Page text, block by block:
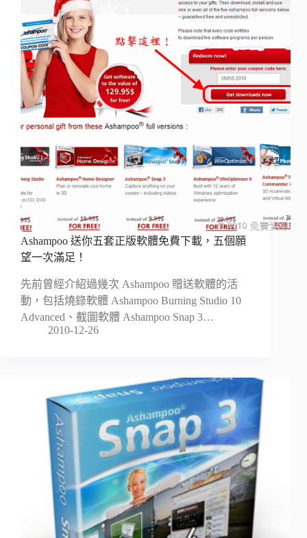
Ashampoo 送你五套正版軟體免費下載，五個願
望一次滿足！
先前曾經介紹過幾次 Ashampoo 贈送軟體的活
動，包括燒錄軟體 Ashampoo Burning Studio 10
Advanced、截圖軟體 Ashampoo Snap 3…
2010-12-26